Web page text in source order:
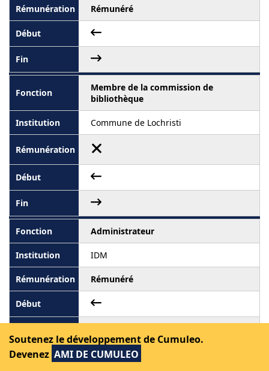
Rémunéré
Membre de la commission de
bibliothèque
Commune de Lochristi
Administrateur
IDM
Rémunéré
Membre du conseil de police
Soutenez le développement de Cumuleo.
Devenez AMI DE CUMULEO